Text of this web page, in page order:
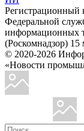
Федеральной
информационных
(Роскомнадзор) 15
© 2020-2026
«Новости